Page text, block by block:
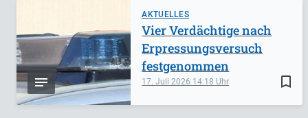
AKTUELLES
bookmark_border
17. Juli 2026 14:18
Vier Verdächtige nach
Erpressungsversuch
festgenommen